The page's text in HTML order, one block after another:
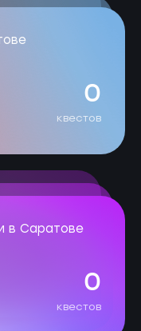
0
квестов
в Саратове
0
квестов